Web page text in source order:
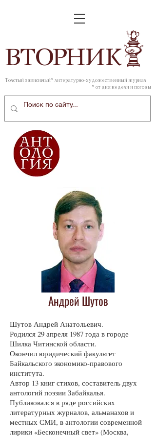
ВТОРНИК
Толстый зависимый* литературно-художественный журнал
* от дня недели и погоды
Андрей Шутов
Шутов Андрей Анатольевич.
Родился 29 апреля 1987 года в городе
Шилка Читинской области.
Окончил юридический факультет
Байкальского экономико-правового
института.
Автор 13 книг стихов, составитель двух
антологий поэзии Забайкалья.
Публиковался в ряде российских
литературных журналов, альманахов и
местных СМИ, в антологии современной
лирики «Бесконечный свет» (Москва,